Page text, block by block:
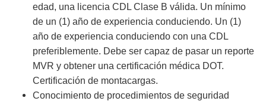
edad, una licencia CDL Clase B válida. Un mínimo
de un (1) año de experiencia conduciendo. Un (1)
año de experiencia conduciendo con una CDL
preferiblemente. Debe ser capaz de pasar un reporte
MVR y obtener una certificación médica DOT.
Certificación de montacargas.
Conocimiento de procedimientos de seguridad